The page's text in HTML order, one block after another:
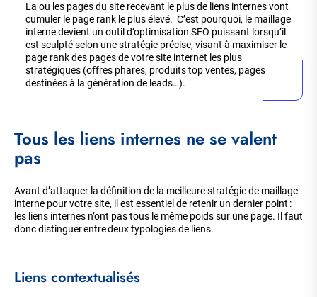
La ou les pages du site recevant le plus de liens internes vont
cumuler le page rank le plus élevé. C’est pourquoi, le maillage
interne devient un outil d’optimisation SEO puissant lorsqu’il
est sculpté selon une stratégie précise, visant à maximiser le
page rank des pages de votre site internet les plus
stratégiques (offres phares, produits top ventes, pages
destinées à la génération de leads…).
Tous les liens internes ne se valent
pas
Avant d’attaquer la définition de la meilleure stratégie de maillage
interne pour votre site, il est essentiel de retenir un dernier point :
les liens internes n’ont pas tous le même poids sur une page. Il faut
donc distinguer entre deux typologies de liens.
Liens contextualisés